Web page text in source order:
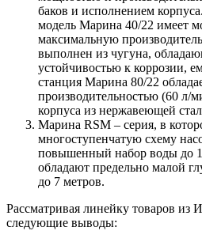
баков и исполнением
модель Марина 40/22 имеет
максимальную
выполнен из чугуна,
устойчивостью к коррозии,
станция Марина 80/22
производительностью (60 л/
корпуса из нержавеющей
Марина RSM – серия, в
многоступенчатую схему
повышенный набор воды до
обладают предельно малой
до 7 метров.
Рассматривая линейку товаров из
следующие выводы: